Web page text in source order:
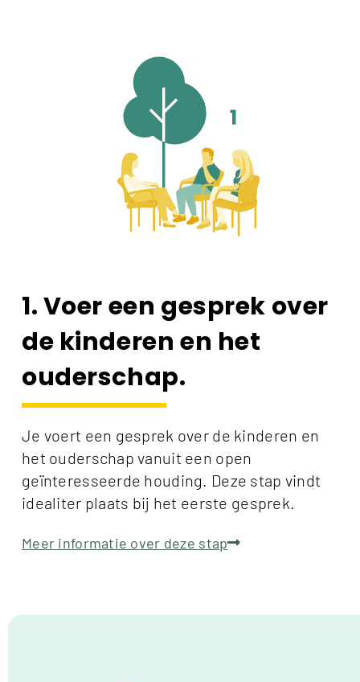
1. Voer een gesprek over
de kinderen en het
ouderschap.
Je voert een gesprek over de kinderen en
het ouderschap vanuit een open
geïnteresseerde houding. Deze stap vindt
idealiter plaats bij het eerste gesprek.
Meer informatie over deze stap